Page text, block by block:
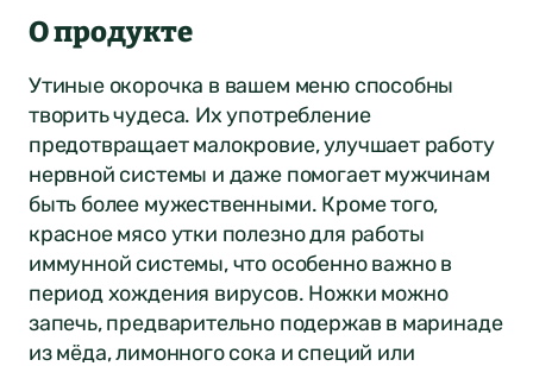
О продукте
Утиные окорочка в вашем меню способны
творить чудеса. Их употребление
предотвращает малокровие, улучшает работу
нервной системы и даже помогает мужчинам
быть более мужественными. Кроме того,
красное мясо утки полезно для работы
иммунной системы, что особенно важно в
период хождения вирусов. Ножки можно
запечь, предварительно подержав в маринаде
из мёда, лимонного сока и специй или